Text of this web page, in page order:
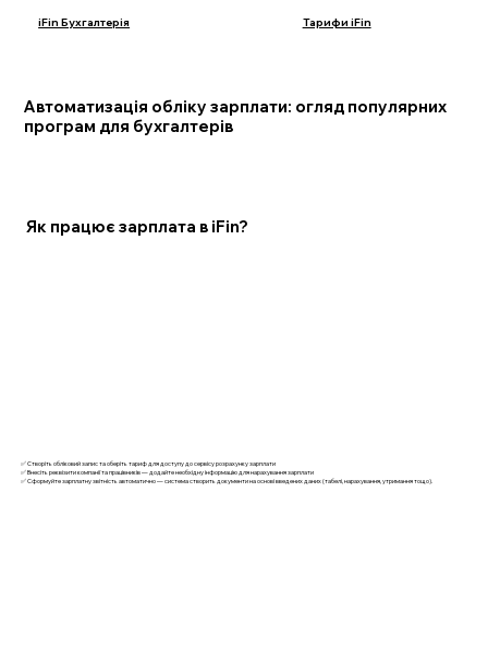
iFin Бухгалтерія Тарифи iFin
Як працює зарплата в iFin?
✅ Створіть обліковий запис та оберіть тариф для доступу до сервісу розрахунку зарплати
✅ Внесіть реквізити компанії та працівників — додайте необхідну інформацію для нарахування зарплати
✅ Сформуйте зарплатну звітність автоматично — система створить документи на основі введених даних (табелі, нарахування, утримання тощо).
Автоматизація обліку зарплати: огляд популярних
програм для бухгалтерів